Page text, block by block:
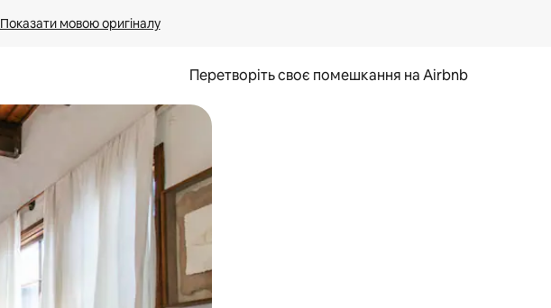
Показати мовою оригіналу
Перетворіть своє помешкання на Airbnb